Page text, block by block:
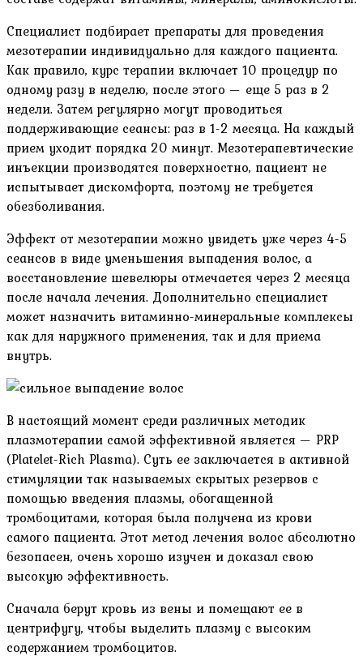
Специалист подбирает препараты для проведения
мезотерапии индивидуально для каждого пациента.
Как правило, курс терапии включает 10 процедур по
одному разу в неделю, после этого — еще 5 раз в 2
недели. Затем регулярно могут проводиться
поддерживающие сеансы: раз в 1-2 месяца. На каждый
прием уходит порядка 20 минут. Мезотерапевтические
инъекции производятся поверхностно, пациент не
испытывает дискомфорта, поэтому не требуется
обезболивания.
Эффект от мезотерапии можно увидеть уже через 4-5
сеансов в виде уменьшения выпадения волос, а
восстановление шевелюры отмечается через 2 месяца
после начала лечения. Дополнительно специалист
может назначить витаминно-минеральные комплексы
как для наружного применения, так и для приема
внутрь.
В настоящий момент среди различных методик
плазмотерапии самой эффективной является — PRP
(Platelet-Rich Plasma). Суть ее заключается в активной
стимуляции так называемых скрытых резервов с
помощью введения плазмы, обогащенной
тромбоцитами, которая была получена из крови
самого пациента. Этот метод лечения волос абсолютно
безопасен, очень хорошо изучен и доказал свою
высокую эффективность.
Сначала берут кровь из вены и помещают ее в
центрифугу, чтобы выделить плазму с высоким
содержанием тромбоцитов.